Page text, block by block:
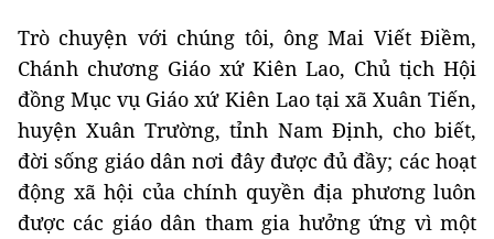
Trò chuyện với chúng tôi, ông Mai Viết Điềm,
Chánh chương Giáo xứ Kiên Lao, Chủ tịch Hội
đồng Mục vụ Giáo xứ Kiên Lao tại xã Xuân Tiến,
huyện Xuân Trường, tỉnh Nam Định, cho biết,
đời sống giáo dân nơi đây được đủ đầy; các hoạt
động xã hội của chính quyền địa phương luôn
được các giáo dân tham gia hưởng ứng vì một